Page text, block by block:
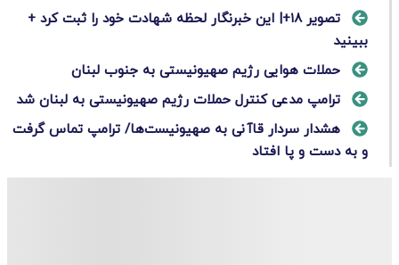
تصویر ۱۸+| این خبرنگار لحظه شهادت خود را ثبت کرد +
ببینید
حملات هوایی رژیم صهیونیستی به جنوب لبنان
ترامپ مدعی کنترل حملات رژیم صهیونیستی به لبنان شد
هشدار سردار قاآنی به صهیونیست‌ها/ ترامپ تماس گرفت
و به دست و پا افتاد